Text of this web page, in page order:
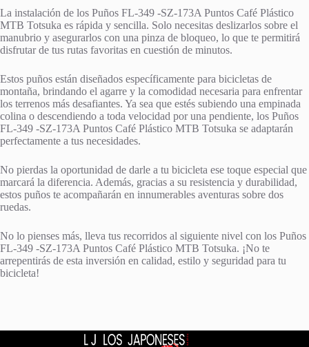
La instalación de los Puños FL-349 -SZ-173A Puntos Café Plástico
MTB Totsuka es rápida y sencilla. Solo necesitas deslizarlos sobre el
manubrio y asegurarlos con una pinza de bloqueo, lo que te permitirá
disfrutar de tus rutas favoritas en cuestión de minutos.
Estos puños están diseñados específicamente para bicicletas de
montaña, brindando el agarre y la comodidad necesaria para enfrentar
los terrenos más desafiantes. Ya sea que estés subiendo una empinada
colina o descendiendo a toda velocidad por una pendiente, los Puños
FL-349 -SZ-173A Puntos Café Plástico MTB Totsuka se adaptarán
perfectamente a tus necesidades.
No pierdas la oportunidad de darle a tu bicicleta ese toque especial que
marcará la diferencia. Además, gracias a su resistencia y durabilidad,
estos puños te acompañarán en innumerables aventuras sobre dos
ruedas.
No lo pienses más, lleva tus recorridos al siguiente nivel con los Puños
FL-349 -SZ-173A Puntos Café Plástico MTB Totsuka. ¡No te
arrepentirás de esta inversión en calidad, estilo y seguridad para tu
bicicleta!